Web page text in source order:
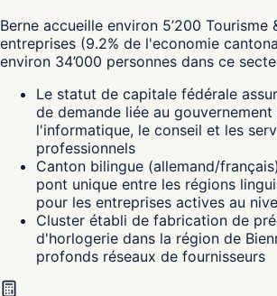
Berne accueille environ 5’200 Tourisme
entreprises (9.2% de l'economie
environ 34’000 personnes dans ce
Le statut de capitale fédérale
de demande liée au
l'informatique, le conseil et les
professionnels
Canton bilingue (allemand/
pont unique entre les régions
pour les entreprises actives au
Cluster établi de fabrication de
d'horlogerie dans la région de
profonds réseaux de fournisseurs